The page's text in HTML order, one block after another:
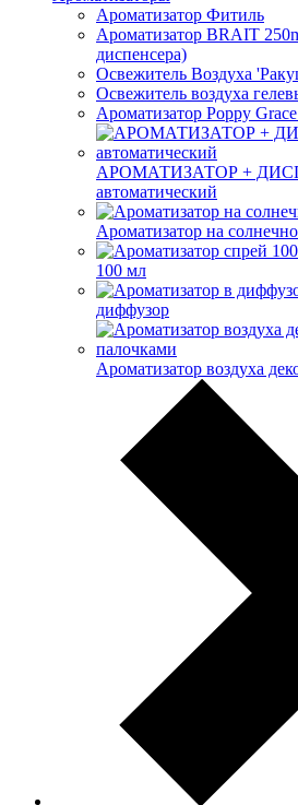
Ароматизатор Фитиль
Ароматизатор BRAIT
диспенсера)
Освежитель Воздуха
Освежитель воздуха
Ароматизатор Poppy
АРОМАТИЗАТОР +
автоматический
Ароматизатор на
100 мл
диффузор
Ароматизатор воздуха